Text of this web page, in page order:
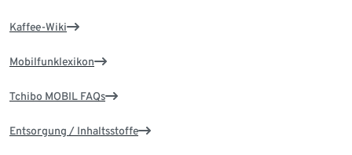
Kaffee-Wiki
Mobilfunklexikon
Tchibo MOBIL FAQs
Entsorgung / Inhaltsstoffe